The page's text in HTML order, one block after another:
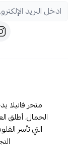
متجر فانيلا
الجمال. أطلق
التي تأسر